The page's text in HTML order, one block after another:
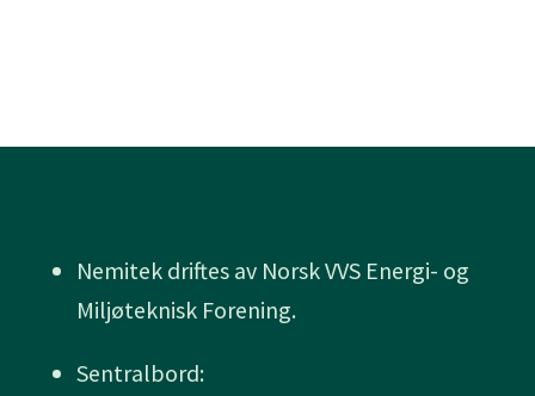
Nemitek driftes av Norsk VVS Energi- og
Miljøteknisk Forening.
Sentralbord: